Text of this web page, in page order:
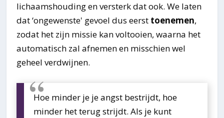
lichaamshouding en versterk dat ook. We laten
dat ‘ongewenste' gevoel dus eerst toenemen,
zodat het zijn missie kan voltooien, waarna het
automatisch zal afnemen en misschien wel
geheel verdwijnen.
Hoe minder je je angst bestrijdt, hoe
minder het terug strijdt. Als je kunt